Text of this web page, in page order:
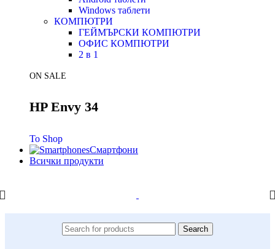
Windows таблети
КОМПЮТРИ
ГЕЙМЪРСКИ КОМПЮТРИ
ОФИС КОМПЮТРИ
2 в 1
ON SALE
HP Envy 34
To Shop
Смартфони
Всички продукти
Search